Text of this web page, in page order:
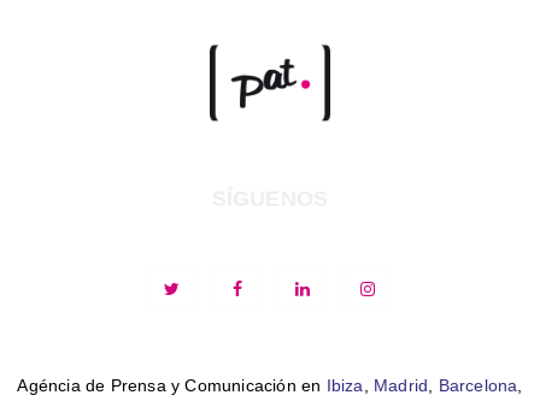
Agéncia de Prensa y Comunicación en Ibiza, Madrid, Barcelona,